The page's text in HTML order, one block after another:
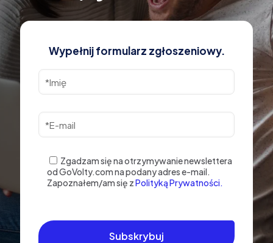
Wypełnij formularz zgłoszeniowy.
Zgadzam się na otrzymywanie newslettera
od GoVolty.com na podany adres e-mail.
Zapoznałem/am się zPolityką Prywatności.